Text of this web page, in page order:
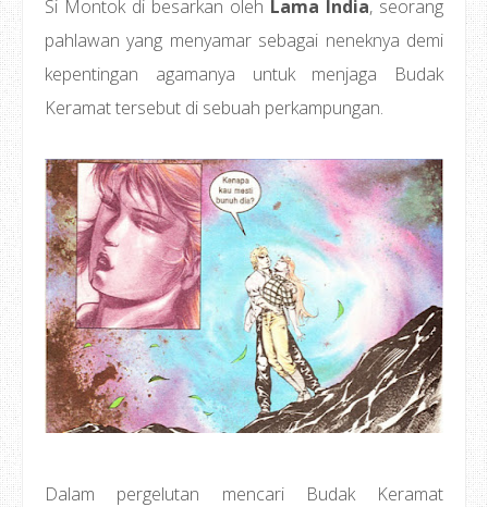
Si Montok di besarkan oleh Lama India, seorang
pahlawan yang menyamar sebagai neneknya demi
kepentingan agamanya untuk menjaga Budak
Keramat tersebut di sebuah perkampungan.
Dalam pergelutan mencari Budak Keramat